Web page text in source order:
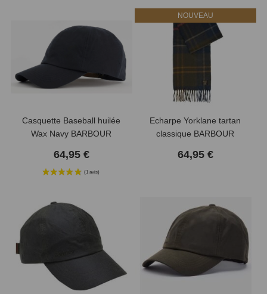
Casquette Baseball huilée
Wax Navy BARBOUR
64,95 €
NOUVEAU
Echarpe Yorklane tartan
classique BARBOUR
64,95 €